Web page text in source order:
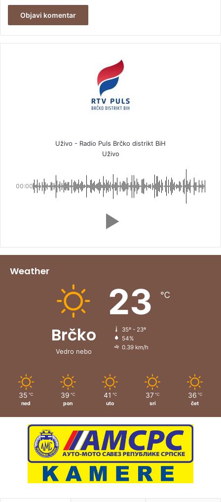
Uživo - Radio Puls Brčko distrikt BiH
Uživo
00:00
Weather
Brčko
Vedro nebo
23 ℃
35º - 23º
54%
0.39 km/h
35 ℃
ned
39 ℃
pon
41 ℃
uto
37 ℃
sri
36 ℃
čet